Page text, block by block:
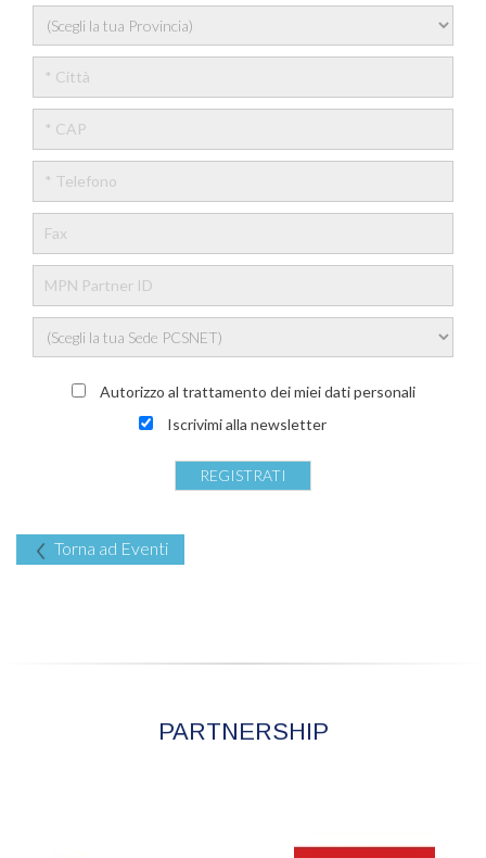
Autorizzo al trattamento dei miei dati personali
Iscrivimi alla newsletter
Torna ad Eventi
PARTNERSHIP